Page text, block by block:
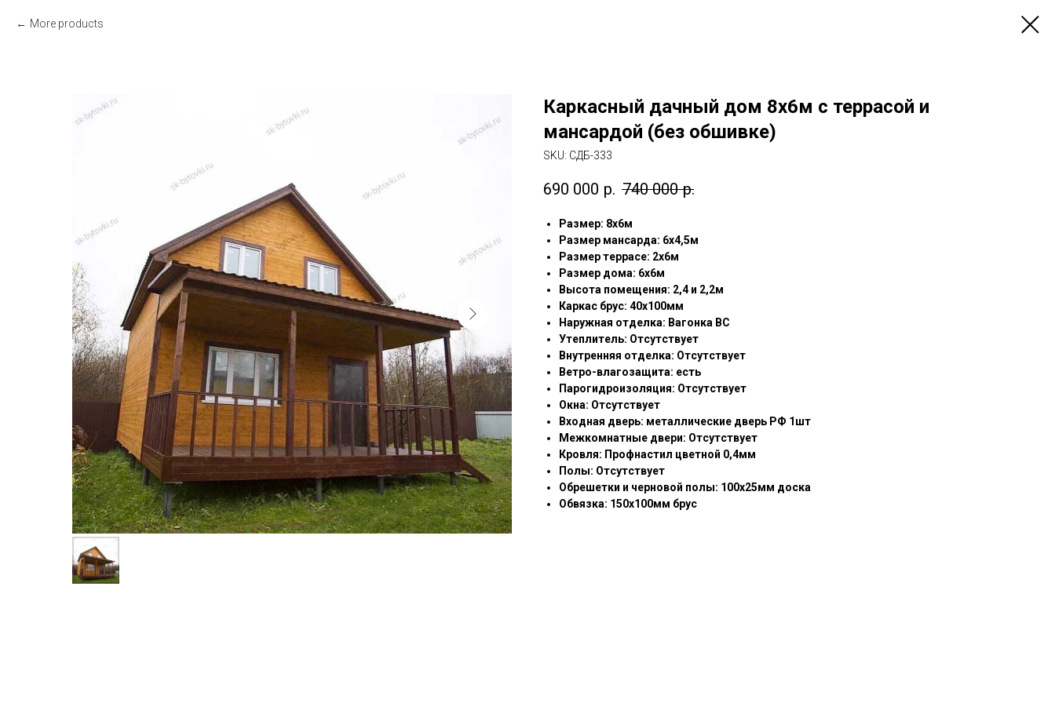
More products
Каркасный дачный дом 8х6м с террасой и
мансардой (без обшивке)
SKU: СДБ-333
690 000 р. 740 000 р.
Pазмep: 8х6м
Размер мансарда: 6х4,5м
Размер террасе: 2х6м
Размер дома: 6х6м
Высота помещения: 2,4 и 2,2м
Каркас брус: 40х100мм
Наружная отделка: Вагонка ВС
Утеплитель: Отсутствует
Внутренняя отделка: Отсутствует
Ветро-влагозащита: есть
Парогидроизоляция: Отсутствует
Окна: Отсутствует
Входная дверь: металлические дверь РФ 1шт
Межкомнатные двери: Отсутствует
Кровля: Профнастил цветной 0,4мм
Полы: Отсутствует
Обрешетки и черновой полы: 100х25мм доска
Обвязка: 150х100мм брус